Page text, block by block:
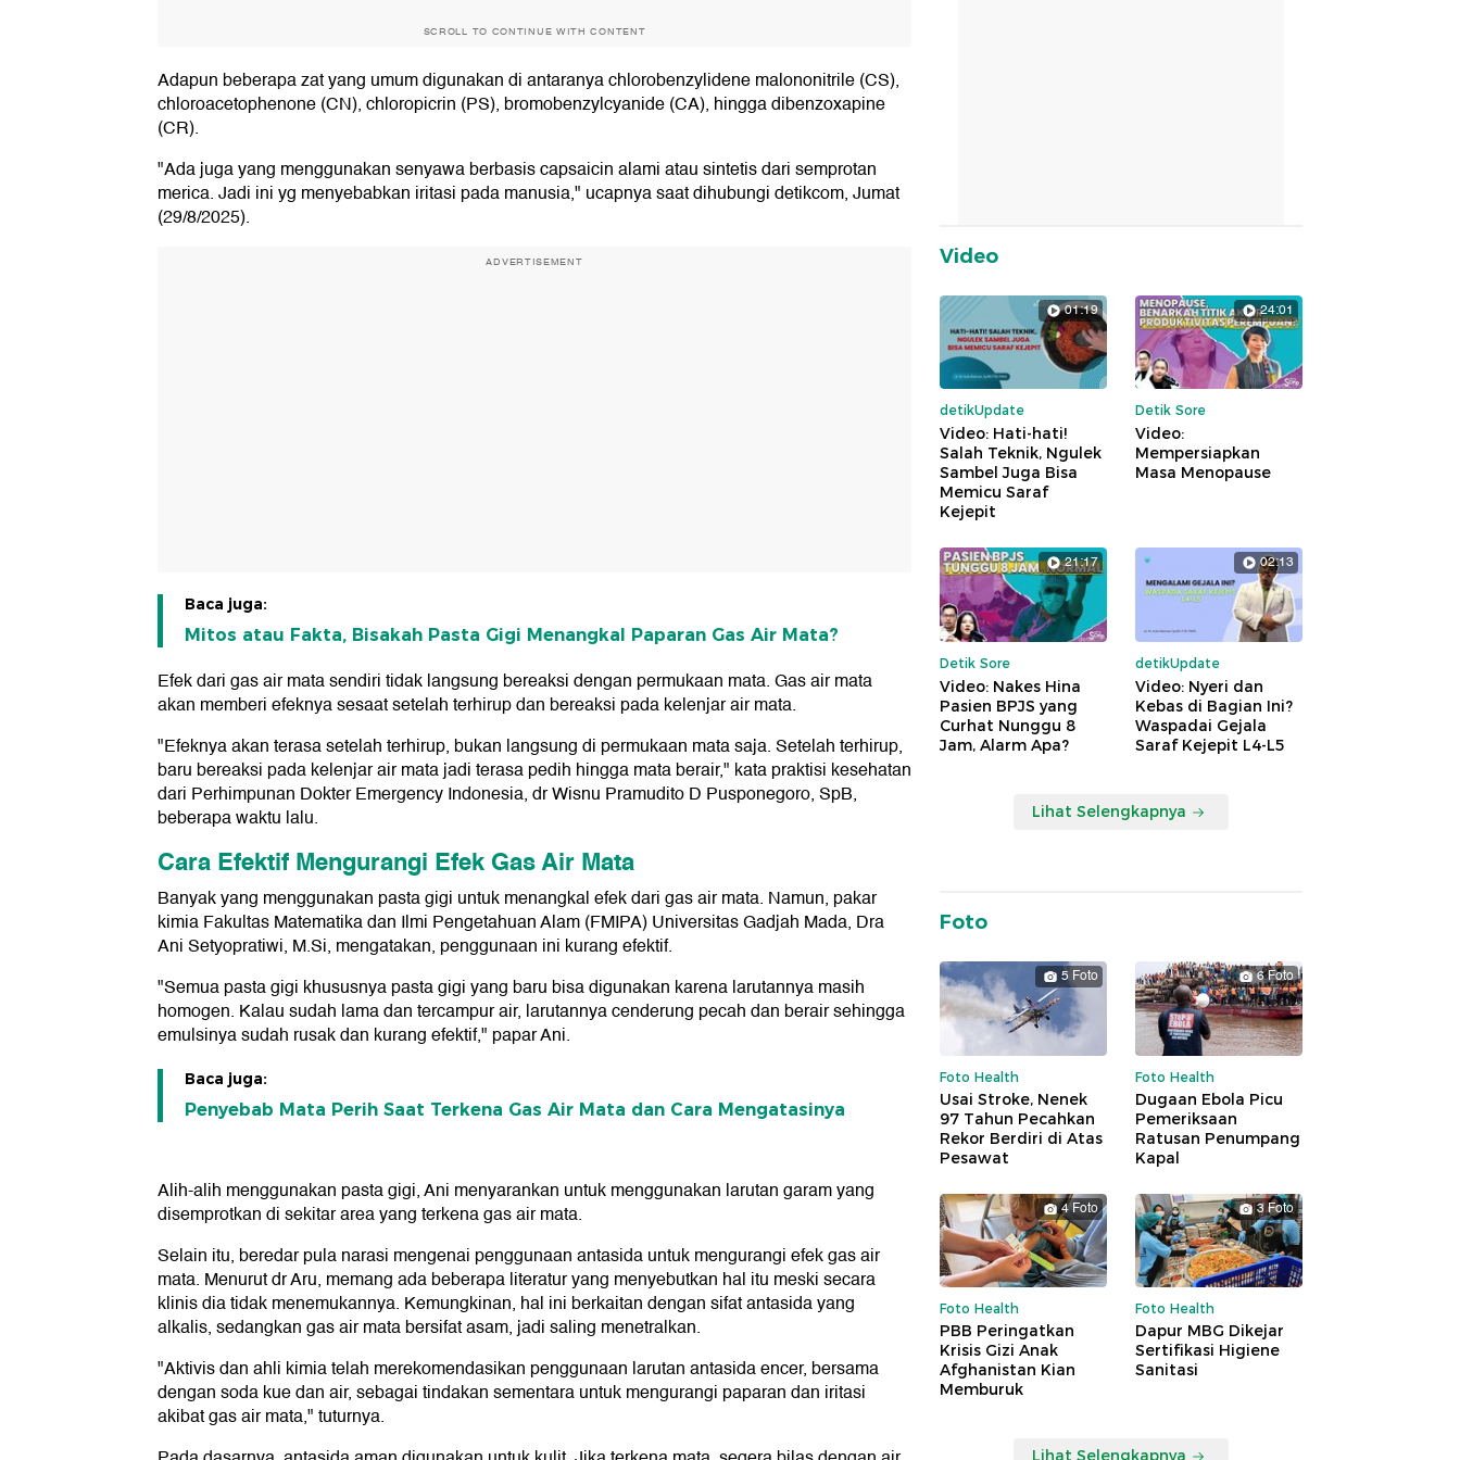
SCROLL TO CONTINUE WITH CONTENT
Adapun beberapa zat yang umum digunakan di antaranya chlorobenzylidene malononitrile (CS),
chloroacetophenone (CN), chloropicrin (PS), bromobenzylcyanide (CA), hingga dibenzoxapine
(CR).
"Ada juga yang menggunakan senyawa berbasis capsaicin alami atau sintetis dari semprotan
merica. Jadi ini yg menyebabkan iritasi pada manusia," ucapnya saat dihubungi detikcom, Jumat
(29/8/2025).
ADVERTISEMENT
Baca juga:
Mitos atau Fakta, Bisakah Pasta Gigi Menangkal Paparan Gas Air Mata?
Efek dari gas air mata sendiri tidak langsung bereaksi dengan permukaan mata. Gas air mata
akan memberi efeknya sesaat setelah terhirup dan bereaksi pada kelenjar air mata.
"Efeknya akan terasa setelah terhirup, bukan langsung di permukaan mata saja. Setelah terhirup,
baru bereaksi pada kelenjar air mata jadi terasa pedih hingga mata berair," kata praktisi kesehatan
dari Perhimpunan Dokter Emergency Indonesia, dr Wisnu Pramudito D Pusponegoro, SpB,
beberapa waktu lalu.
Cara Efektif Mengurangi Efek Gas Air Mata
Banyak yang menggunakan pasta gigi untuk menangkal efek dari gas air mata. Namun, pakar
kimia Fakultas Matematika dan Ilmi Pengetahuan Alam (FMIPA) Universitas Gadjah Mada, Dra
Ani Setyopratiwi, M.Si, mengatakan, penggunaan ini kurang efektif.
"Semua pasta gigi khususnya pasta gigi yang baru bisa digunakan karena larutannya masih
homogen. Kalau sudah lama dan tercampur air, larutannya cenderung pecah dan berair sehingga
emulsinya sudah rusak dan kurang efektif," papar Ani.
Baca juga:
Penyebab Mata Perih Saat Terkena Gas Air Mata dan Cara Mengatasinya
Alih-alih menggunakan pasta gigi, Ani menyarankan untuk menggunakan larutan garam yang
disemprotkan di sekitar area yang terkena gas air mata.
Selain itu, beredar pula narasi mengenai penggunaan antasida untuk mengurangi efek gas air
mata. Menurut dr Aru, memang ada beberapa literatur yang menyebutkan hal itu meski secara
klinis dia tidak menemukannya. Kemungkinan, hal ini berkaitan dengan sifat antasida yang
alkalis, sedangkan gas air mata bersifat asam, jadi saling menetralkan.
"Aktivis dan ahli kimia telah merekomendasikan penggunaan larutan antasida encer, bersama
dengan soda kue dan air, sebagai tindakan sementara untuk mengurangi paparan dan iritasi
akibat gas air mata," tuturnya.
Video
01:19
detikUpdate
Video: Hati-hati!
Salah Teknik, Ngulek
Sambel Juga Bisa
Memicu Saraf
Kejepit
24:01
Detik Sore
Video:
Mempersiapkan
Masa Menopause
21:17
Detik Sore
Video: Nakes Hina
Pasien BPJS yang
Curhat Nunggu 8
Jam, Alarm Apa?
02:13
detikUpdate
Video: Nyeri dan
Kebas di Bagian Ini?
Waspadai Gejala
Saraf Kejepit L4-L5
Lihat Selengkapnya
Foto
5 Foto
Foto Health
Usai Stroke, Nenek
97 Tahun Pecahkan
Rekor Berdiri di Atas
Pesawat
6 Foto
Foto Health
Dugaan Ebola Picu
Pemeriksaan
Ratusan Penumpang
Kapal
4 Foto
Foto Health
PBB Peringatkan
Krisis Gizi Anak
Afghanistan Kian
Memburuk
3 Foto
Foto Health
Dapur MBG Dikejar
Sertifikasi Higiene
Sanitasi
Lihat Selengkapnya